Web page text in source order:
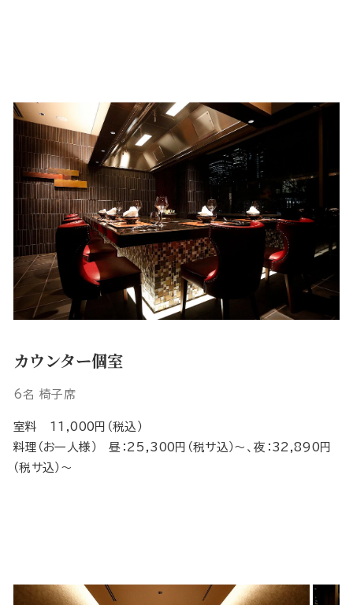
カウンター個室
6名 椅子席
室料 11,000円（税込）
料理（お一人様） 昼：25,300円（税サ込）～、夜：32,890円
（税サ込）～